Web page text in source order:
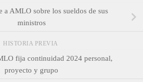
a AMLO sobre los sueldos de sus
ministros
HISTORIA PREVIA
fija continuidad 2024 personal,
proyecto y grupo